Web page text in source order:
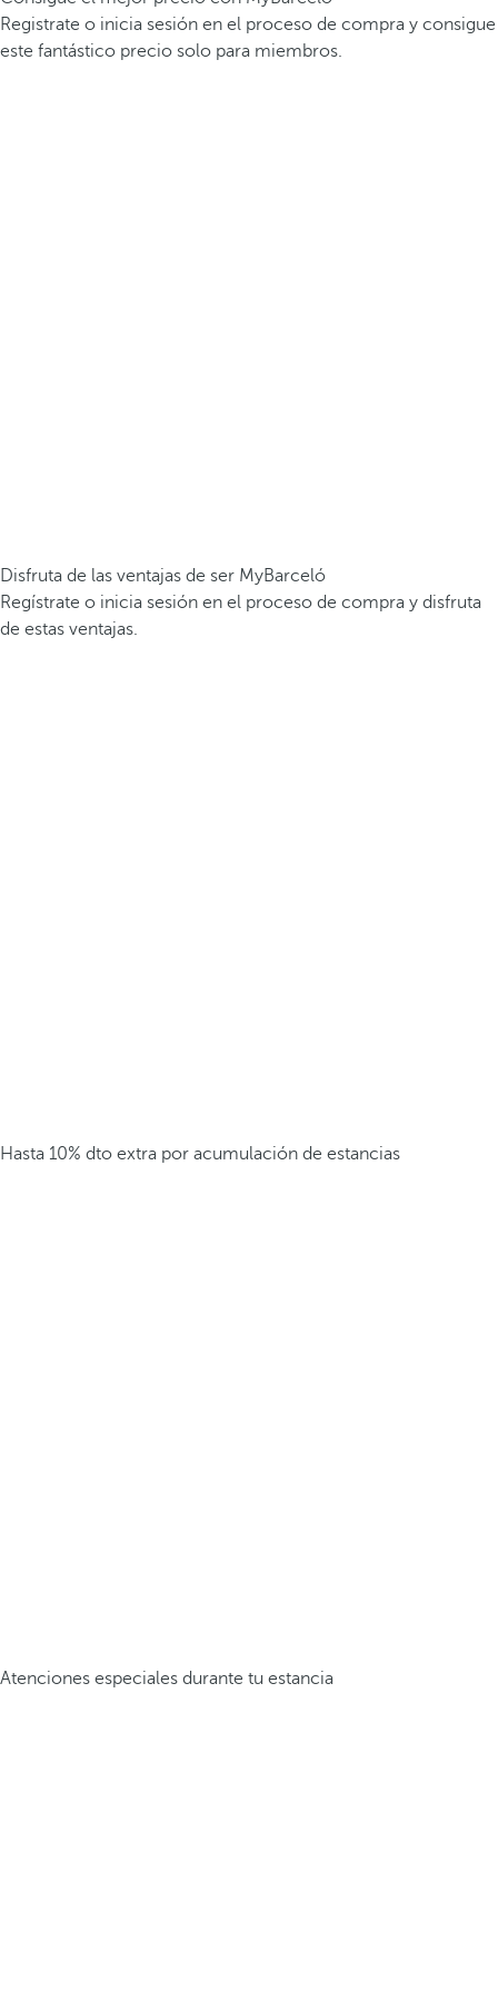
Registrate o inicia sesión en el proceso de compra y consigue
este fantástico precio solo para miembros.
Disfruta de las ventajas de ser MyBarceló
Regístrate o inicia sesión en el proceso de compra y disfruta
de estas ventajas.
Hasta 10% dto extra por acumulación de estancias
Atenciones especiales durante tu estancia